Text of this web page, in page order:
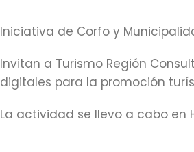
Iniciativa de Corfo y
Invitan a Turismo Región
digitales para la promoción
La actividad se llevo a cabo en